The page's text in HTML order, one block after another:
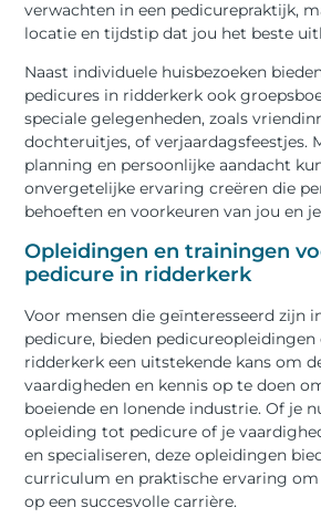
verwachten in een pedicurepraktijk,
locatie en tijdstip dat jou het beste
Naast individuele huisbezoeken
pedicures in ridderkerk ook
speciale gelegenheden, zoals
dochteruitjes, of verjaardagsfeestjes.
planning en persoonlijke aandacht
onvergetelijke ervaring creëren die
behoeften en voorkeuren van jou en
Opleidingen en trainingen
pedicure in ridderkerk
Voor mensen die geïnteresseerd zijn
pedicure, bieden
ridderkerk een uitstekende kans om
vaardigheden en kennis op te doen
boeiende en lonende industrie. Of je
opleiding tot pedicure of je
en specialiseren, deze opleidingen
curriculum en praktische ervaring
op een succesvolle carrière.